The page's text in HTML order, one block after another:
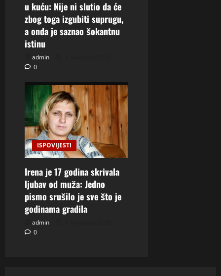
u kuću: Nije ni slutio da će
zbog toga izgubiti suprugu,
a onda je saznao šokantnu
istinu
admin
0
ISPOVIJESTI
Irena je 17 godina skrivala
ljubav od muža: Jedno
pismo srušilo je sve što je
godinama gradila
admin
0